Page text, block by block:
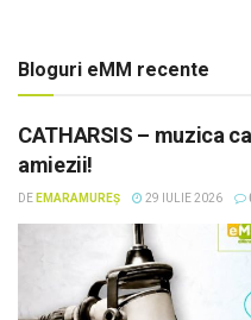
Bloguri eMM recente
CATHARSIS – muzica
amiezii!
DE EMARAMUREȘ 29 IULIE 2026